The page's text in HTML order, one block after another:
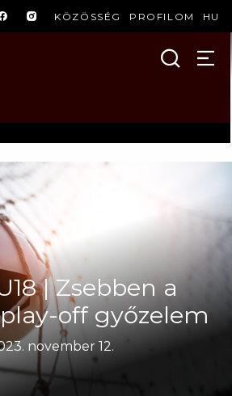
KÖZÖSSÉG PROFILOM HU
| Zsebben a
off győzelem
november 12.